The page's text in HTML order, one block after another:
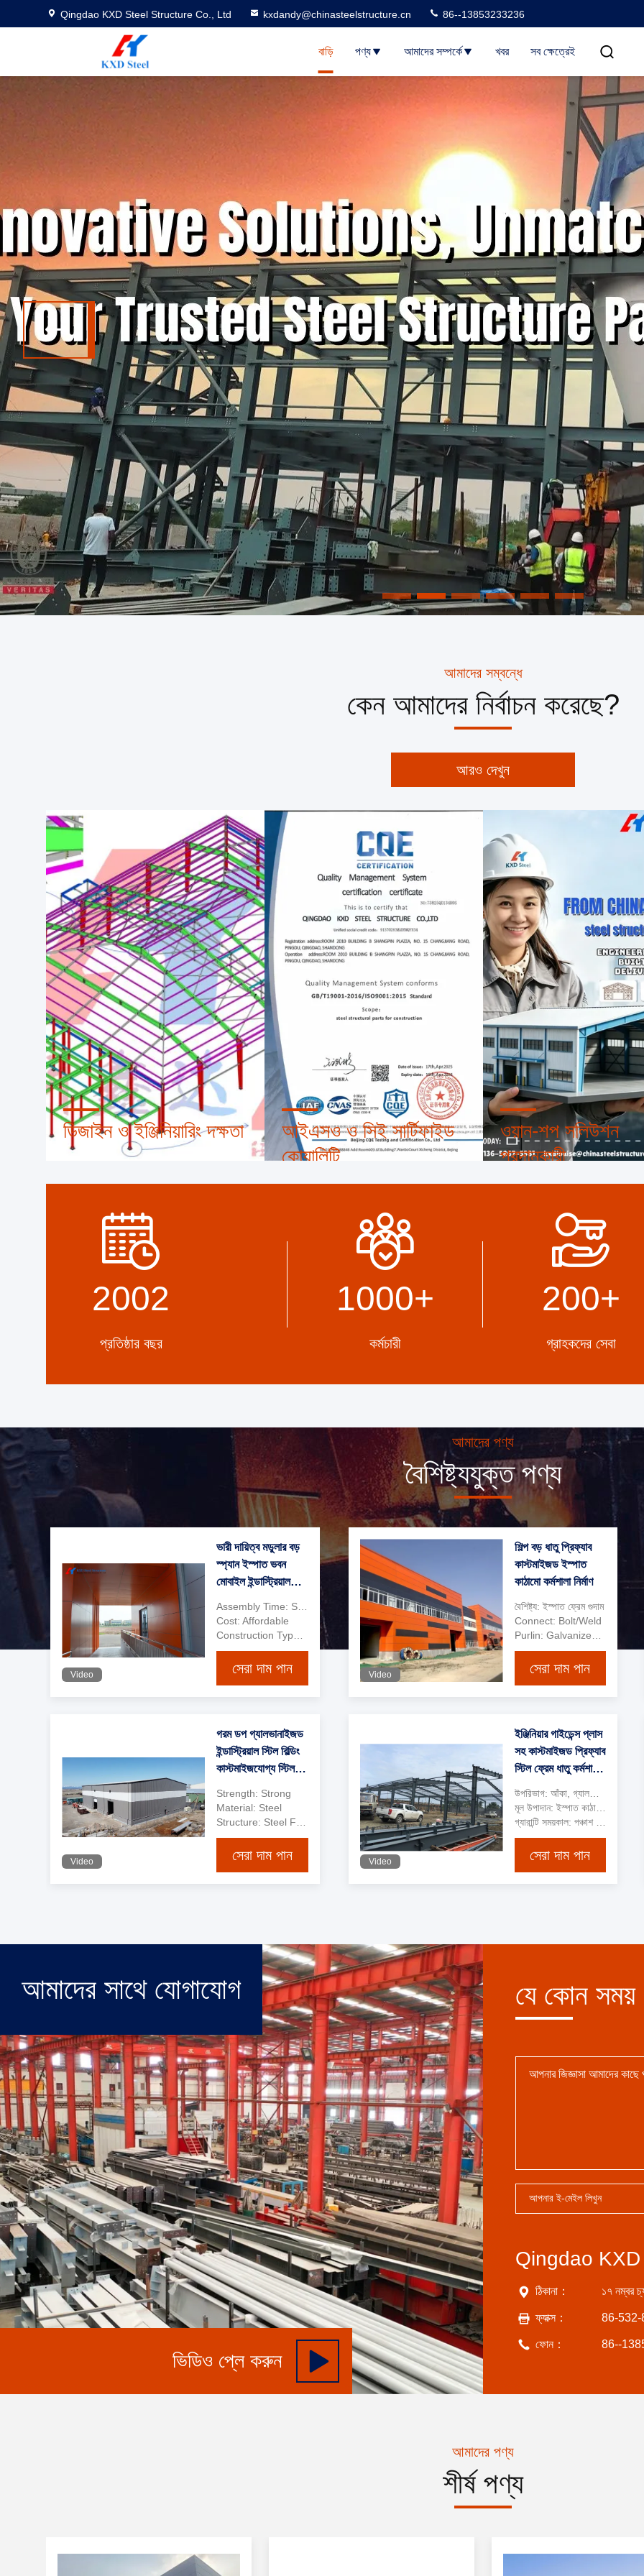
Qingdao KXD Steel Structure Co., Ltd kxdandy@chinasteelstructure.cn 86--13853233236
বাড়ি পণ্য আমাদের সম্পর্কে খবর সব ক্ষেত্রেই
আমাদের সম্বন্ধে
কেন আমাদের নির্বাচন করেছে?
আরও দেখুন
ডিজাইন ও ইঞ্জিনিয়ারিং দক্ষতা
সদস্য যাদের কাজ গ্রাহকদের সম্পত্তি উন্নয়ন
বিস্তারিত করা
আইএসও ও সিই সার্টিফাইড
কোয়ালিটি
ওয়ান-শপ সলিউশন
প্রদানকারী
STEEL BUILDING
INCLUDING ERECTION
GUIDANCE AND WE ARE
CAPABLE OF SOURCING
PRODUCTS RELATED TO
2002
প্রতিষ্ঠার বছর
1000+
কর্মচারী
200+
গ্রাহকদের সেবা
আমাদের পণ্য
বৈশিষ্ট্যযুক্ত পণ্য
Video
ভারী দায়িত্ব মডুলার বড়
স্প্যান ইস্পাত ভবন
মোবাইল ইন্ডাস্ট্রিয়াল
Cost: Affordable
সেরা দাম পান Video
শিল্প বড় ধাতু প্রিফ্যাব
কাস্টমাইজড ইস্পাত
কাঠামো কর্মশালা নির্মাণ
বৈশিষ্ট্য: ইস্পাত ফ্রেম গুদাম
Connect: Bolt/Weld
সেরা দাম পান
Video
গরম ডপ গ্যালভানাইজড
ইন্ডাস্ট্রিয়াল স্টিল বিল্ডিং
কাস্টমাইজযোগ্য স্টিল
Strength: Strong
Material: Steel
সেরা দাম পান Video
ইঞ্জিনিয়ার গাইডেন্স প্লাস
সহ কাস্টমাইজড প্রিফ্যাব
স্টিল ফ্রেম ধাতু কর্মশালা
উপরিভাগ: আঁকা, গ্যালভানাইজড
মূল উপাদান: ইস্পাত কাঠামো ফ্রেম
সেরা দাম পান
আমাদের সাথে যোগাযোগ
ভিডিও প্লে করুন
যে কোন
Qingdao
ঠিকানা： ১৭ নম্বর
ফ্যাক্স： 86-
ফোন： 86--
আমাদের পণ্য
শীর্ষ পণ্য